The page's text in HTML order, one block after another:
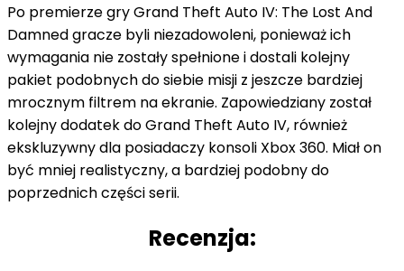
Po premierze gry Grand Theft Auto IV: The Lost And
Damned gracze byli niezadowoleni, ponieważ ich
wymagania nie zostały spełnione i dostali kolejny
pakiet podobnych do siebie misji z jeszcze bardziej
mrocznym filtrem na ekranie. Zapowiedziany został
kolejny dodatek do Grand Theft Auto IV, również
ekskluzywny dla posiadaczy konsoli Xbox 360. Miał on
być mniej realistyczny, a bardziej podobny do
poprzednich części serii.
Recenzja: